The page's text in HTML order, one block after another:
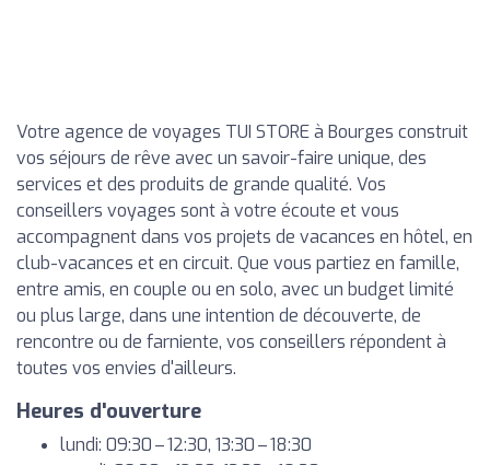
Votre agence de voyages TUI STORE à Bourges construit
vos séjours de rêve avec un savoir-faire unique, des
services et des produits de grande qualité. Vos
conseillers voyages sont à votre écoute et vous
accompagnent dans vos projets de vacances en hôtel, en
club-vacances et en circuit. Que vous partiez en famille,
entre amis, en couple ou en solo, avec un budget limité
ou plus large, dans une intention de découverte, de
rencontre ou de farniente, vos conseillers répondent à
toutes vos envies d'ailleurs.
Heures d'ouverture
lundi: 09:30 – 12:30, 13:30 – 18:30